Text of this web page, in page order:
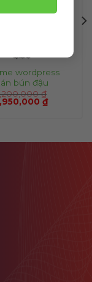
wordpress
bún đậu
₫
₫